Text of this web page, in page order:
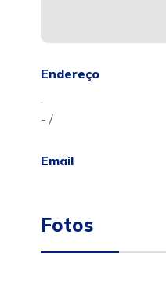
Endereço
,
- /
Email
Fotos